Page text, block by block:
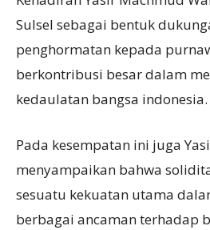
Sulsel sebagai bentuk
penghormatan kepada
berkontribusi besar dalam
kedaulatan bangsa indonesia.
Pada kesempatan ini juga
menyampaikan bahwa
sesuatu kekuatan utama
berbagai ancaman terhadap